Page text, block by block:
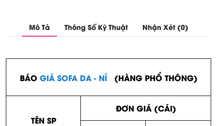
Mô Tả Thông Số Kỹ Thuật Nhận Xét (0)
BÁO GIÁ SOFA DA - NỈ (HÀNG PHỔ THÔNG)
TÊN SP
ĐƠN GIÁ (CÁI)